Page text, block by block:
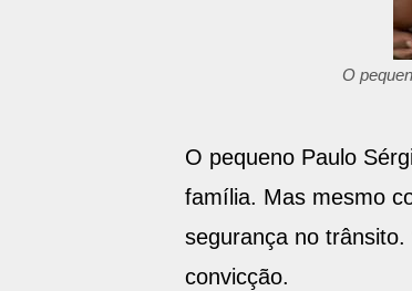
O
O pequeno Paulo
família. Mas mesmo
segurança no
convicção.